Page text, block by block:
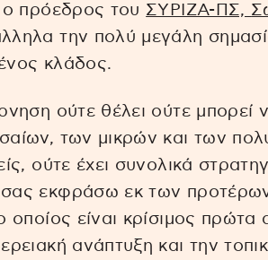
ο πρόεδρος του ΣΥΡΙΖΑ-ΠΣ,
την πολύ μεγάλη
κλάδος.
ούτε θέλει ούτε μπορεί
των μικρών και των
ούτε έχει συνολικά
εκφράσω εκ των προτέρων
είναι κρίσιμος πρώτα
ανάπτυξη και την